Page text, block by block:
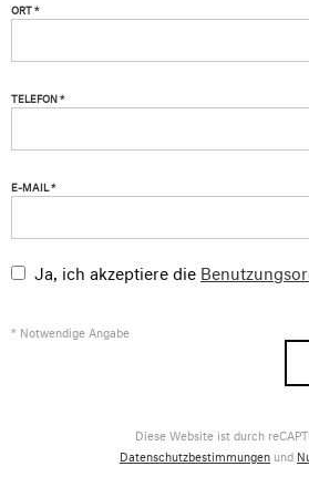
ORT *
TELEFON *
E-MAIL *
Ja, ich akzeptiere die
* Notwendige Angabe
Diese Website ist durch
Datenschutzbestimmungen und